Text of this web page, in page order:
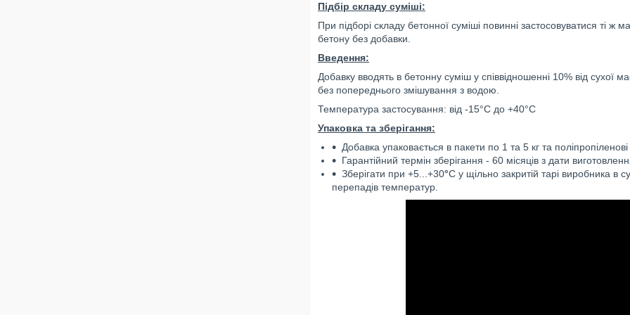
Підбір складу суміші:
При підборі складу бетонної суміші повинні застосовуватися ті ж
бетону без добавки.
Введення:
Добавку вводять в бетонну суміш у співвідношенні 10% від сухої
без попереднього змішування з водою.
Температура застосування: від -15°С до +40°С
Упаковка та зберігання:
Добавка упаковається в пакети по 1 та 5 кг та
Гарантійний термін зберігання - 60 місяців з дати
Зберігати при +5...+30°С у щільно закритій тарі виробника в
перепадів температур.